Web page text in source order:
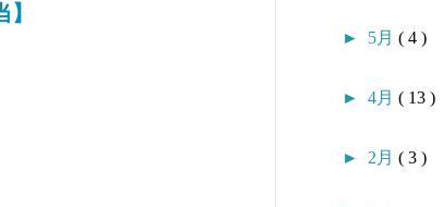
► 5月 ( 4 )
► 4月 ( 13 )
► 2月 ( 3 )